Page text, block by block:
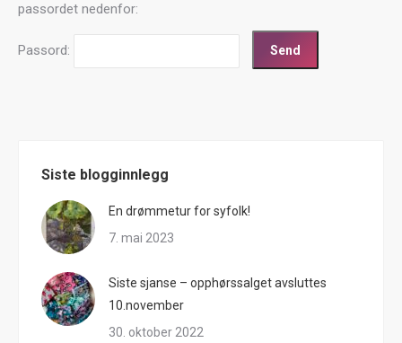
passordet nedenfor:
Passord:
Siste blogginnlegg
En drømmetur for syfolk!
7. mai 2023
Siste sjanse – opphørssalget avsluttes
10.november
30. oktober 2022